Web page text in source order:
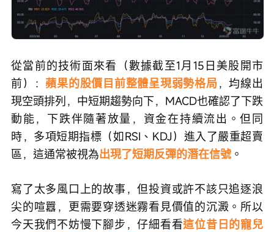
從當前的技術面來看（數據截至1月15日美股開市
前）：蘋果的股價目前整體呈現弱勢格局，均線出
現空頭排列，中短期趨勢向下，MACD也確認了下跌
動能，下跌伴隨著放量，資金在持續流出。但同
時，多項短期指標（如RSI、KDJ）進入了嚴重超賣
區，這通常被視為出現了短期反彈的潛在信號。
寫了太多風口上的故事，但投資或許不該只追逐浪
尖的喧囂，更需要穿透迷霧看見價值的沉澱。所以
今天我們不妨慢下腳步，仔細看看這位昔日的寵兒